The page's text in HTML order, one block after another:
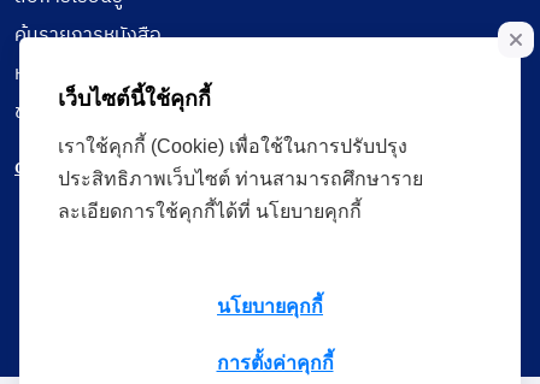
ค้นรายการหนังสือ
หนังสืออิเล็กทรอนิกส์
ข้อมูลผู้ใช้งาน
ดาวน์โหลดใช้งานบนแอปพลิเคชัน
แบบสอบถามความพึงพอใจ
เว็บไซต์นี้ใช้คุกกี้
เราใช้คุกกี้ (Cookie) เพื่อใช้ในการปรับปรุง
ประสิทธิภาพเว็บไซต์ ท่านสามารถศึกษาราย
ละเอียดการใช้คุกกี้ได้ที่ นโยบายคุกกี้
นโยบายคุกกี้
การตั้งค่าคุกกี้